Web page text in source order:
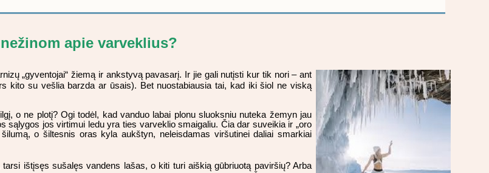
apie varveklius?
„gyventojai“ žiemą ir ankstyvą pavasarį. Ir jie gali nutįsti kur tik nori – ant
kito su vešlia barzda ar ūsais). Bet nuostabiausia tai, kad iki šiol ne viską
o ne plotį? Ogi todėl, kad vanduo labai plonu sluoksniu nuteka žemyn jau
sąlygos jos virtimui ledu yra ties varveklio smaigaliu. Čia dar suveikia ir „oro
o šiltesnis oras kyla aukštyn, neleisdamas viršutinei daliai smarkiai
ištįsęs sušalęs vandens lašas, o kiti turi aiškią gūbriuotą paviršių? Arba